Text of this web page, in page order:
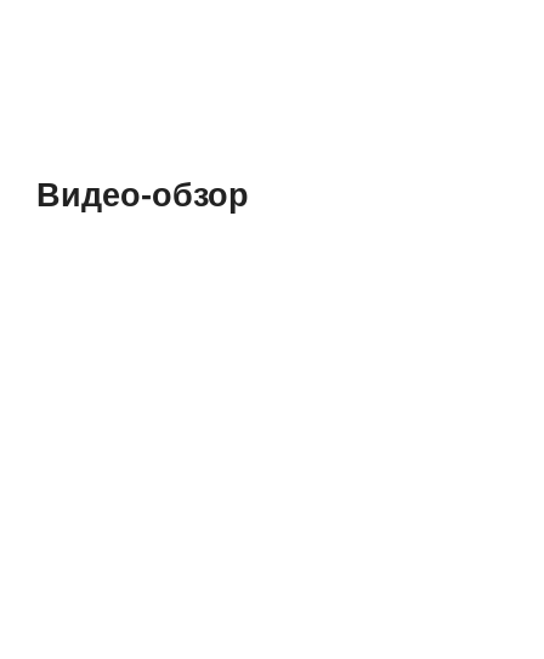
Видео-обзор